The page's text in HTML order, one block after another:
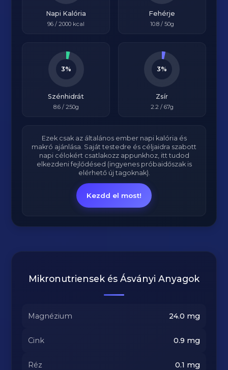
Napi Kalória
96 /2000 kcal
Fehérje
10.8/ 50g
3%
Szénhidrát
8.6/ 250g
3%
Zsír
2.2/ 67g
Ezek csak az általános ember napi kalória és
makró ajánlása. Saját testedre és céljaidra szabott
napi célokért csatlakozz appunkhoz, itt tudod
elkezdeni fejlődésed (ingyenes próbaidőszak is
elérhető új tagoknak).
Kezdd el most!
Mikronutriensek és Ásványi Anyagok
Magnézium 24.0 mg
Cink 0.9 mg
Réz 0.1 mg